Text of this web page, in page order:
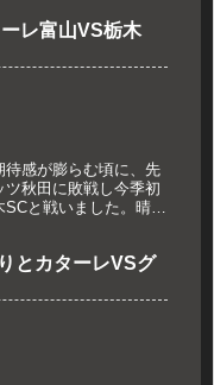
レ富山VS栃木
感が膨らむ頃に、先
秋田に敗戦し今季初
と戦いました。晴天
とカターレVSグ